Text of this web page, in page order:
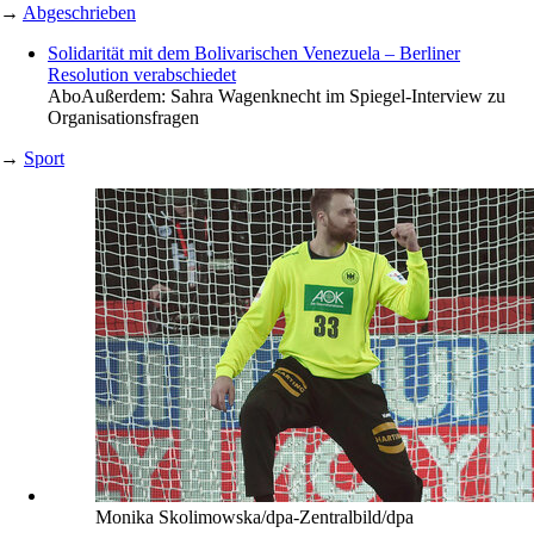
→ Abgeschrieben
Solidarität mit dem Bolivarischen Venezuela – Berliner
Resolution verabschiedet
AboAußerdem: Sahra Wagenknecht im Spiegel-Interview zu
Organisationsfragen
→ Sport
Monika Skolimowska/dpa-Zentralbild/dpa